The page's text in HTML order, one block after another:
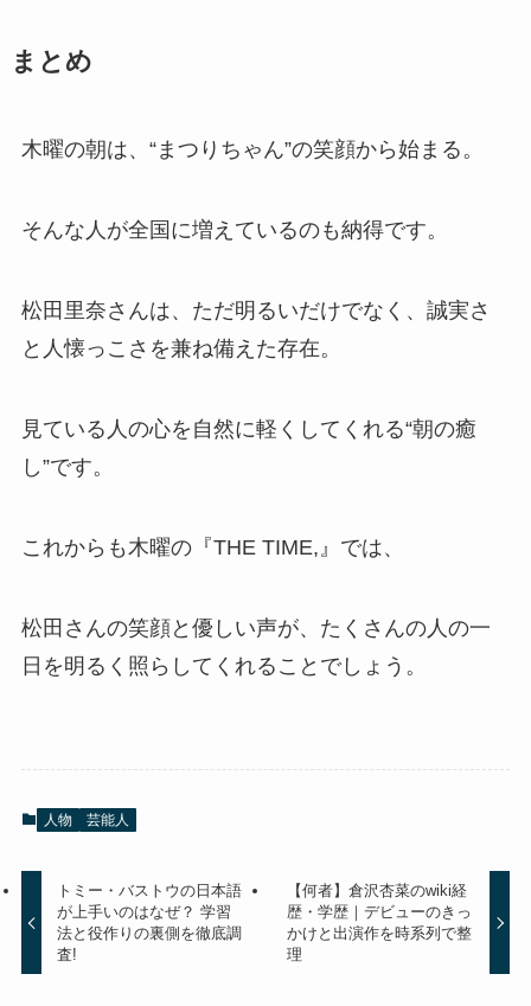
まとめ
木曜の朝は、“まつりちゃん”の笑顔から始まる。
そんな人が全国に増えているのも納得です。
松田里奈さんは、ただ明るいだけでなく、誠実さ
と人懐っこさを兼ね備えた存在。
見ている人の心を自然に軽くしてくれる“朝の癒
し”です。
これからも木曜の『THE TIME,』では、
松田さんの笑顔と優しい声が、たくさんの人の一
日を明るく照らしてくれることでしょう。
人物 芸能人
トミー・バストウの日本語
が上手いのはなぜ？ 学習
法と役作りの裏側を徹底調
査!
【何者】倉沢杏菜のwiki経
歴・学歴｜デビューのきっ
かけと出演作を時系列で整
理